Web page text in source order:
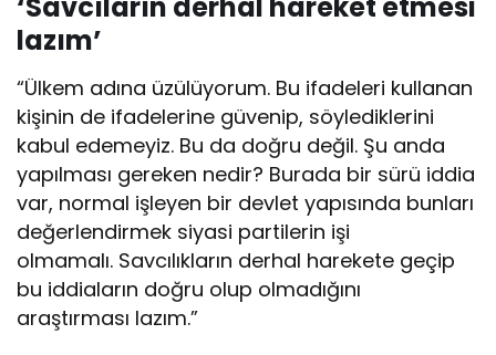
lazım’
“Ülkem adına üzülüyorum. Bu ifadeleri kullanan
kişinin de ifadelerine güvenip, söylediklerini
kabul edemeyiz. Bu da doğru değil. Şu anda
yapılması gereken nedir? Burada bir sürü iddia
var, normal işleyen bir devlet yapısında bunları
değerlendirmek siyasi partilerin işi
olmamalı. Savcılıkların derhal harekete geçip
bu iddiaların doğru olup olmadığını
araştırması lazım.”